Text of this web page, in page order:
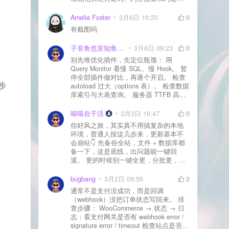
Amelia Foster
3月6日 16:20
0
有截图吗
子非鱼也安知鱼之乐 3月6日 09:23
0
别先堆优化插件，先定位瓶颈： 用
Query Monitor 看慢 SQL、慢 Hook。 暂
停全部插件做对比，再逐个开启。 检查
autoload 过大（options 表）。 检查数据
库索引与大表查询。 服务器 TTFB 高就
嘻嘻在干活
3月3日 16:47
0
你好风之旅，其实真不用搞复杂的本地
环境，普通人按这几步来，更新基本不
会崩站👇 先备份全站，文件 + 数据库都
备一下，这是底线，出问题能一键回
退。 更的时候别一键全更，分批更，先
立刻清缓存，去前台检查首页、文章
页、按钮、表单这些关键位置。 最好再
装个支持版本回滚的插件，万一崩了，
一秒切回旧版。 总结来说：先备份、分
批更、更完查、留退路，稳得很✅😎希望
能帮到你
bugbang 3月2日 09:55
2
通常不是支付没成功，而是回调
（webhook）没把订单状态写回来。 排
查步骤： WooCommerce → 状态 → 日
志：看支付网关是否有 webhook error /
signature error / timeout 检查站点是否被